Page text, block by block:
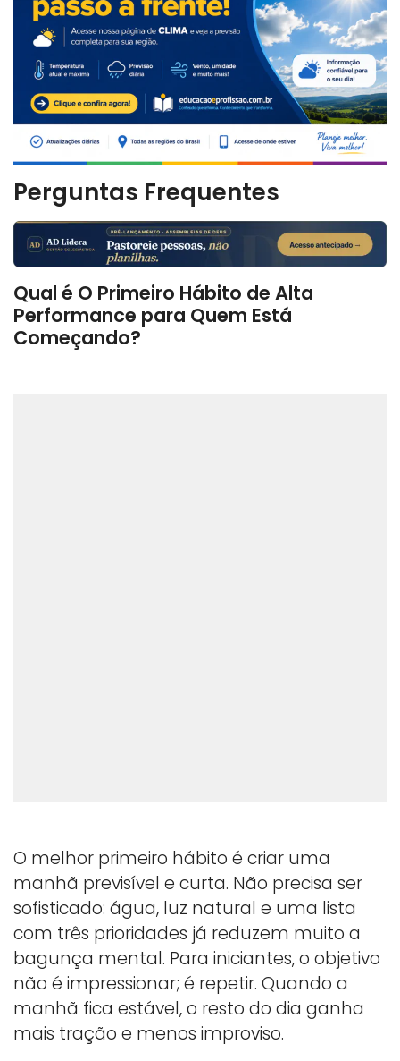
Perguntas Frequentes
Qual é O Primeiro Hábito de Alta
Performance para Quem Está
Começando?
O melhor primeiro hábito é criar uma
manhã previsível e curta. Não precisa ser
sofisticado: água, luz natural e uma lista
com três prioridades já reduzem muito a
bagunça mental. Para iniciantes, o objetivo
não é impressionar; é repetir. Quando a
manhã fica estável, o resto do dia ganha
mais tração e menos improviso.